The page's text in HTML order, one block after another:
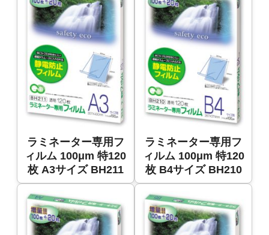
ラミネーター専用フ
ィルム 100μm 特120
枚 A3サイズ BH211
ラミネーター専用フ
ィルム 100μm 特120
枚 B4サイズ BH210